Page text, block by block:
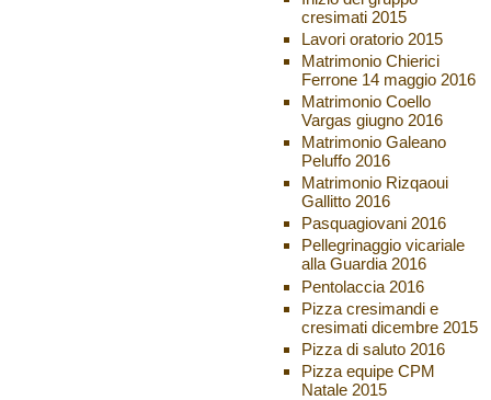
cresimati 2015
Lavori oratorio 2015
Matrimonio Chierici
Ferrone 14 maggio 2016
Matrimonio Coello
Vargas giugno 2016
Matrimonio Galeano
Peluffo 2016
Matrimonio Rizqaoui
Gallitto 2016
Pasquagiovani 2016
Pellegrinaggio vicariale
alla Guardia 2016
Pentolaccia 2016
Pizza cresimandi e
cresimati dicembre 2015
Pizza di saluto 2016
Pizza equipe CPM
Natale 2015